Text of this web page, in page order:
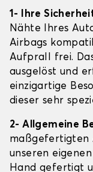
1- Ihre
Nähte Ihres
Airbags
Aufprall frei.
ausgelöst und
einzigartige
dieser sehr
2- Allgemeine
maßgefertigten
unseren
Hand gefertigt